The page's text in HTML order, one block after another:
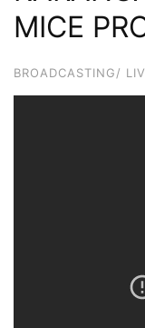
MICE
BROADCASTING/